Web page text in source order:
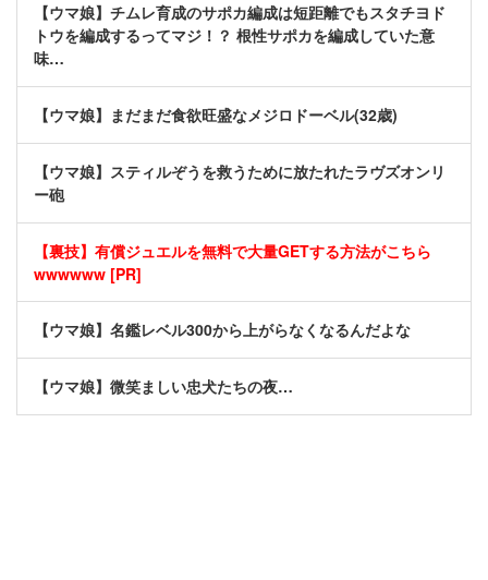
【ウマ娘】チムレ育成のサポカ編成は短距離でもスタチヨド
トウを編成するってマジ！？ 根性サポカを編成していた意
味…
【ウマ娘】まだまだ食欲旺盛なメジロドーベル(32歳)
【ウマ娘】スティルぞうを救うために放たれたラヴズオンリ
ー砲
【裏技】有償ジュエルを無料で大量GETする方法がこちら
wwwwww [PR]
【ウマ娘】名鑑レベル300から上がらなくなるんだよな
【ウマ娘】微笑ましい忠犬たちの夜…